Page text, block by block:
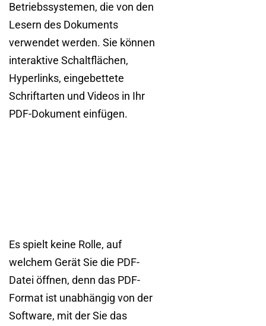
Betriebssystemen, die von den
Lesern des Dokuments
verwendet werden. Sie können
interaktive Schaltflächen,
Hyperlinks, eingebettete
Schriftarten und Videos in Ihr
PDF-Dokument einfügen.
Es spielt keine Rolle, auf
welchem Gerät Sie die PDF-
Datei öffnen, denn das PDF-
Format ist unabhängig von der
Software, mit der Sie das